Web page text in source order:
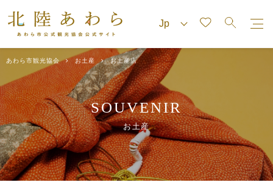
あわら市観光協会 お土産 お土産店
SOUVENIR
お土産